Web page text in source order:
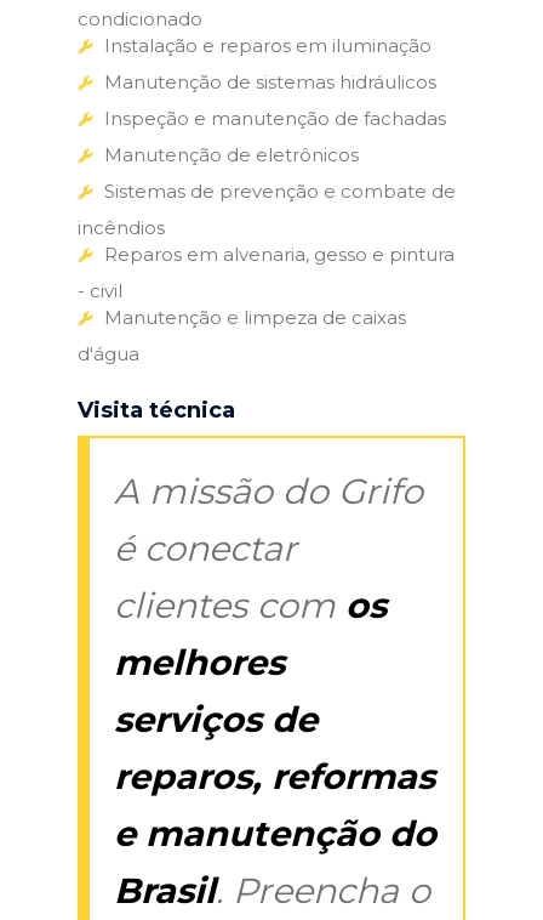
condicionado
Instalação e reparos em iluminação
Manutenção de sistemas hidráulicos
Inspeção e manutenção de fachadas
Manutenção de eletrônicos
Sistemas de prevenção e combate de
incêndios
Reparos em alvenaria, gesso e pintura
- civil
Manutenção e limpeza de caixas
d'água
Visita técnica
A missão do Grifo
é conectar
clientes com os
melhores
serviços de
reparos, reformas
e manutenção do
Brasil. Preencha o